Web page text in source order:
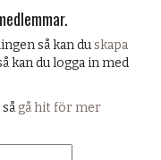
så kan duskapa
kan du logga in med
gå hit för mer